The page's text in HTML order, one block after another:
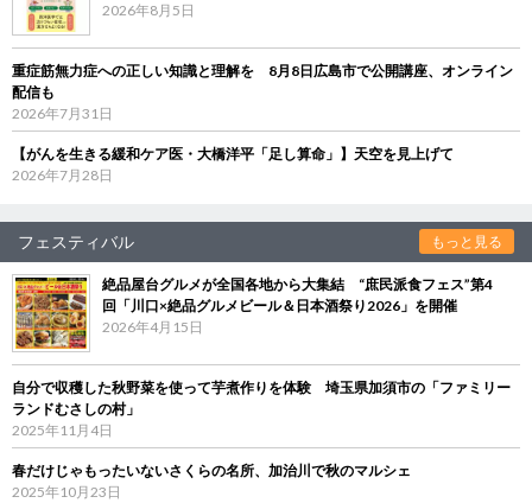
2026年8月5日
重症筋無力症への正しい知識と理解を 8月8日広島市で公開講座、オンライン
配信も
2026年7月31日
【がんを生きる緩和ケア医・大橋洋平「足し算命」】天空を見上げて
2026年7月28日
フェスティバル もっと見る
絶品屋台グルメが全国各地から大集結 “庶民派食フェス”第4
回「川口×絶品グルメビール＆日本酒祭り2026」を開催
2026年4月15日
自分で収穫した秋野菜を使って芋煮作りを体験 埼玉県加須市の「ファミリー
ランドむさしの村」
2025年11月4日
春だけじゃもったいないさくらの名所、加治川で秋のマルシェ
2025年10月23日